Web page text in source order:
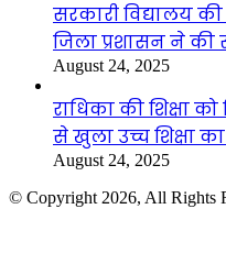
सरकारी विद्यालय
जिला प्रशासन ने की
August 24, 2025
राधिका की शिक्षा
से खुला उच्च शिक्षा का
August 24, 2025
© Copyright 2026, All Rights